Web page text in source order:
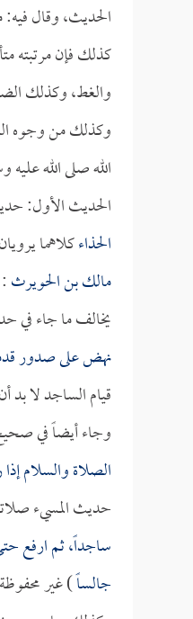
الحديث، وقال فيه:
كذلك فإن مرتبته
والغط، وكذلك
وكذلك من وجوه
الله صلى الله
الحديث الأول:
الحذاءكلاهما
مالك بن الحويرث
يخالف ما جاء في
نهض على صدور
قيام الساجد لا
وجاء أيضاً في
الصلاة والسلام
حديث المسيء
ساجداً، ثم ارفع
جالساً) غير